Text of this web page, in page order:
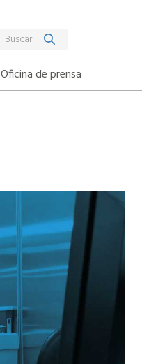
Oficina de prensa